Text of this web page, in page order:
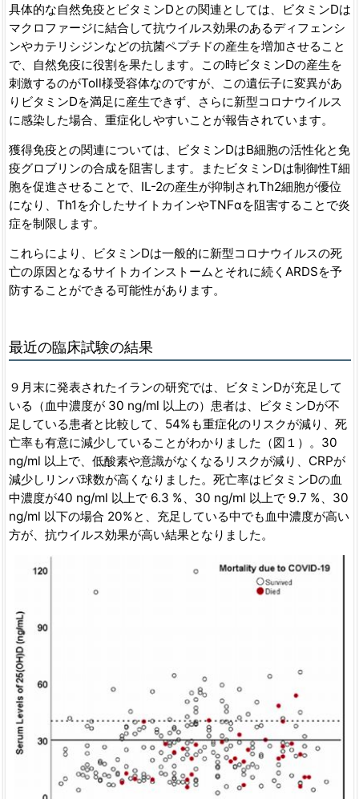
具体的な自然免疫とビタミンDとの関連としては、ビタミンDは
マクロファージに結合して抗ウイルス効果のあるディフェンシ
ンやカテリシジンなどの抗菌ペプチドの産生を増加させること
で、自然免疫に役割を果たします。この時ビタミンDの産生を
刺激するのがToll様受容体なのですが、この遺伝子に変異があ
りビタミンDを満足に産生できず、さらに新型コロナウイルス
に感染した場合、重症化しやすいことが報告されています。
獲得免疫との関連については、ビタミンDはB細胞の活性化と免
疫グロブリンの合成を阻害します。またビタミンDは制御性T細
胞を促進させることで、IL-2の産生が抑制されTh2細胞が優位
になり、Th1を介したサイトカインやTNFαを阻害することで炎
症を制限します。
これらにより、ビタミンDは一般的に新型コロナウイルスの死
亡の原因となるサイトカインストームとそれに続くARDSを予
防することができる可能性があります。
最近の臨床試験の結果
９月末に発表されたイランの研究では、ビタミンDが充足して
いる（血中濃度が 30 ng/ml 以上の）患者は、ビタミンDが不
足している患者と比較して、54%も重症化のリスクが減り、死
亡率も有意に減少していることがわかりました（図１）。30
ng/ml 以上で、低酸素や意識がなくなるリスクが減り、CRPが
減少しリンパ球数が高くなりました。死亡率はビタミンDの血
中濃度が40 ng/ml 以上で 6.3 %、30 ng/ml 以上で 9.7 %、30
ng/ml 以下の場合 20%と、充足している中でも血中濃度が高い
方が、抗ウイルス効果が高い結果となりました。